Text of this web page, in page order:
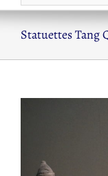
Statuettes Tang